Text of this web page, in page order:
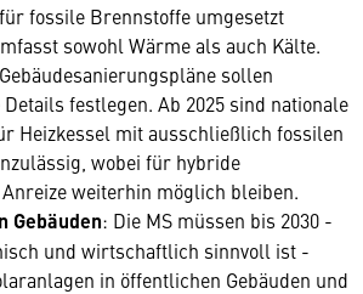
fossile Brennstoffe umgesetzt
sowohl Wärme als auch Kälte.
sollen
festlegen. Ab 2025 sind nationale
Heizkessel mit ausschließlich fossilen
wobei für hybride
weiterhin möglich bleiben.
Gebäuden: Die MS müssen bis 2030 -
und wirtschaftlich sinnvoll ist -
in öffentlichen Gebäuden und